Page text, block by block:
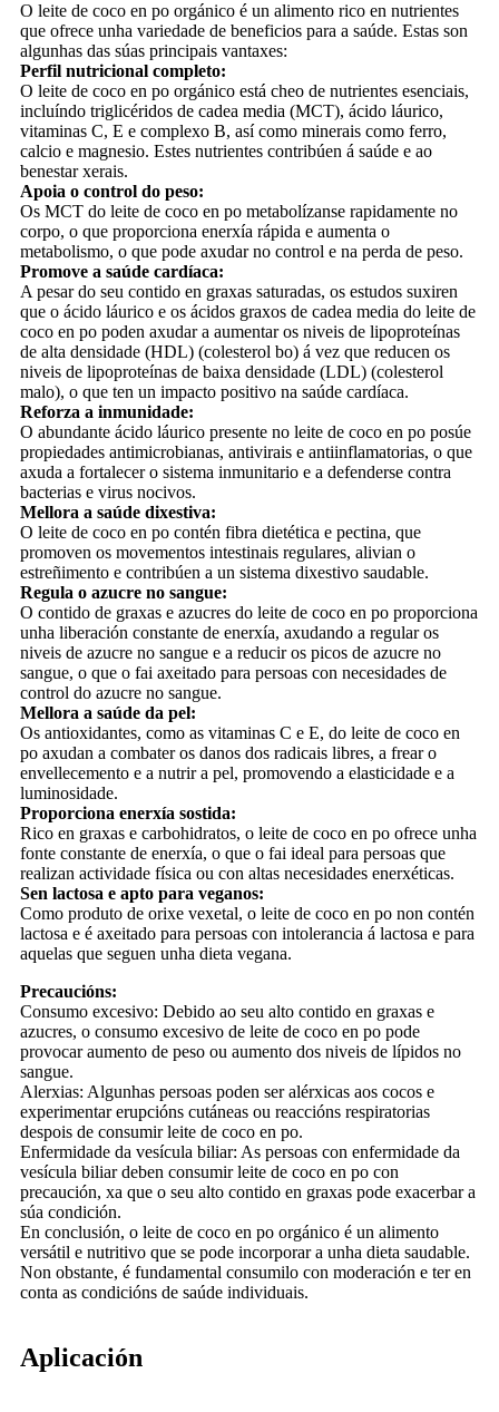
O leite de coco en po orgánico é un alimento rico en nutrientes
que ofrece unha variedade de beneficios para a saúde. Estas son
algunhas das súas principais vantaxes:
Perfil nutricional completo:
O leite de coco en po orgánico está cheo de nutrientes esenciais,
incluíndo triglicéridos de cadea media (MCT), ácido láurico,
vitaminas C, E e complexo B, así como minerais como ferro,
calcio e magnesio. Estes nutrientes contribúen á saúde e ao
benestar xerais.
Apoia o control do peso:
Os MCT do leite de coco en po metabolízanse rapidamente no
corpo, o que proporciona enerxía rápida e aumenta o
metabolismo, o que pode axudar no control e na perda de peso.
Promove a saúde cardíaca:
A pesar do seu contido en graxas saturadas, os estudos suxiren
que o ácido láurico e os ácidos graxos de cadea media do leite de
coco en po poden axudar a aumentar os niveis de lipoproteínas
de alta densidade (HDL) (colesterol bo) á vez que reducen os
niveis de lipoproteínas de baixa densidade (LDL) (colesterol
malo), o que ten un impacto positivo na saúde cardíaca.
Reforza a inmunidade:
O abundante ácido láurico presente no leite de coco en po posúe
propiedades antimicrobianas, antivirais e antiinflamatorias, o que
axuda a fortalecer o sistema inmunitario e a defenderse contra
bacterias e virus nocivos.
Mellora a saúde dixestiva:
O leite de coco en po contén fibra dietética e pectina, que
promoven os movementos intestinais regulares, alivian o
estreñimento e contribúen a un sistema dixestivo saudable.
Regula o azucre no sangue:
O contido de graxas e azucres do leite de coco en po proporciona
unha liberación constante de enerxía, axudando a regular os
niveis de azucre no sangue e a reducir os picos de azucre no
sangue, o que o fai axeitado para persoas con necesidades de
control do azucre no sangue.
Mellora a saúde da pel:
Os antioxidantes, como as vitaminas C e E, do leite de coco en
po axudan a combater os danos dos radicais libres, a frear o
envellecemento e a nutrir a pel, promovendo a elasticidade e a
luminosidade.
Proporciona enerxía sostida:
Rico en graxas e carbohidratos, o leite de coco en po ofrece unha
fonte constante de enerxía, o que o fai ideal para persoas que
realizan actividade física ou con altas necesidades enerxéticas.
Sen lactosa e apto para veganos:
Como produto de orixe vexetal, o leite de coco en po non contén
lactosa e é axeitado para persoas con intolerancia á lactosa e para
aquelas que seguen unha dieta vegana.
Precaucións:
Consumo excesivo: Debido ao seu alto contido en graxas e
azucres, o consumo excesivo de leite de coco en po pode
provocar aumento de peso ou aumento dos niveis de lípidos no
sangue.
Alerxias: Algunhas persoas poden ser alérxicas aos cocos e
experimentar erupcións cutáneas ou reaccións respiratorias
despois de consumir leite de coco en po.
Enfermidade da vesícula biliar: As persoas con enfermidade da
vesícula biliar deben consumir leite de coco en po con
precaución, xa que o seu alto contido en graxas pode exacerbar a
súa condición.
En conclusión, o leite de coco en po orgánico é un alimento
versátil e nutritivo que se pode incorporar a unha dieta saudable.
Non obstante, é fundamental consumilo con moderación e ter en
conta as condicións de saúde individuais.
Aplicación